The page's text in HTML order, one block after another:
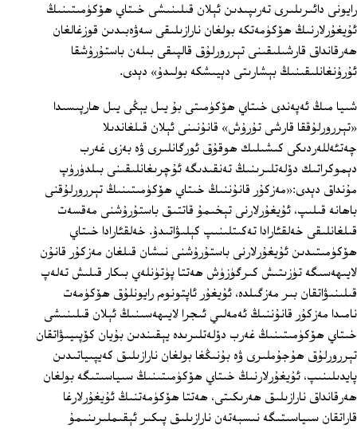
رايونى دائىرىلىرى تەرىپىدىن ئېلان قىلىنىشى خىتاي ھۆكۈمىتىنىڭ
ئۇيغۇرلارنىڭ ھۆكۈمەتكە بولغان نارازىلىقى سەۋەبىدىن قوزغالغان
ھەرقانداق قارشىلىقىنى تېررورلۇق قالپىقى بىلەن باستۇرۇشقا
ئۇرۇنغانلىقىنىڭ بېشارىتى دېيىشكە بولىدۇ» دېدى.
شىيا مىڭ ئەپەندى خىتاي ھۆكۈمىتى بۇ يىل يېڭى يىل ھارپىسىدا
«تېررورلۇققا قارشى تۇرۇش» قانۇنىنى ئېلان قىلغاندىلا
چەتئەللەردىكى كىشىلىك ھوقۇق ئورگانلىرى ۋە بەزى غەرب
دېموكراتىك دۆلەتلىرىنىڭ تەنقىدىگە ئۇچرىغانلىقىنى بىلدۈرۈپ
مۇنداق دېدى:«مەزكۇر قانۇننىڭ خىتاي ھۆكۈمىتىنىڭ تېررورلۇقنى
باھانە قىلىپ، ئۇيغۇرلارنى تېخىمۇ قاتتىق باستۇرۇشنى مەقسەت
قىلغانلىقى خەلقئارادا تەكىتلىنىپ كېلىۋاتىدۇ. خەلقئارادا خىتاي
ھۆكۈمىتىدىن ئۇيغۇرلارنى باستۇرۇشنى نىشان قىلغان مەزكۇر قانۇن
لايىھەسىگە تۈزىتىش كىرگۈزۈش ھەتتا پۈتۈنلەي بىكار قىلىش تەلەپ
قىلىنىۋاتقان بىر مەزگىلدە، ئۇيغۇر ئاپتونوم رايونلۇق ھۆكۈمەت
نامىدا مەزكۇر قانۇننىڭ ئەمەلىي ئىجرا لايىھەسىنىڭ ئېلان قىلىنىشى
خىتاي ھۆكۈمىتىنىڭ غەرب دۆلەتلىرىدە يېقىندىن بۇيان كۆپىيىۋاتقان
تېررورلۇق ھۇجۇملىرى ۋە بۇنىڭغا بولغان نارازىلىق كەيپىياتىدىن
پايدىلىنىپ، ئۇيغۇرلارنىڭ خىتاي ھۆكۈمىتىنىڭ سىياسىتىگە بولغان
ھەرقانداق نارازىلىق ھەرىكىتى، ھەتتا ھۆكۈمەتنىڭ ئۇيغۇرلارغا
قاراتقان سىياسىتىگە نىسبەتەن نارازىلىق پىكىر ئېقىملىرىنىمۇ